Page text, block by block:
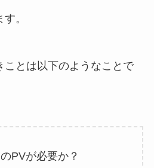
。
ことは以下のようなことで
PVが必要か？